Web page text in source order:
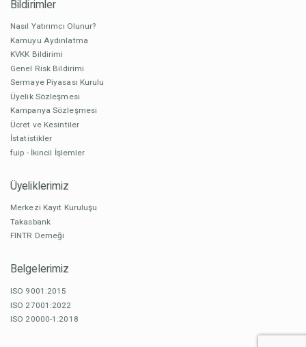
Bildirimler
Nasıl Yatırımcı Olunur?
Kamuyu Aydınlatma
KVKK Bildirimi
Genel Risk Bildirimi
Sermaye Piyasası Kurulu
Üyelik Sözleşmesi
Kampanya Sözleşmesi
Ücret ve Kesintiler
İstatistikler
fuip - İkincil İşlemler
Üyeliklerimiz
Merkezi Kayıt Kuruluşu
Takasbank
FINTR Derneği
Belgelerimiz
ISO 9001:2015
ISO 27001:2022
ISO 20000-1:2018